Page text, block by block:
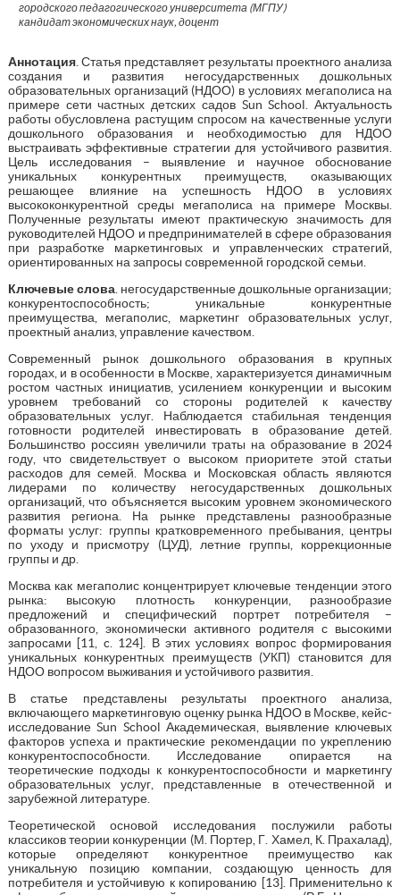
городского педагогического университета (МГПУ)
кандидат экономических наук, доцент
Аннотация. Статья представляет результаты проектного анализа
создания и развития негосударственных дошкольных
образовательных организаций (НДОО) в условиях мегаполиса на
примере сети частных детских садов Sun School. Актуальность
работы обусловлена растущим спросом на качественные услуги
дошкольного образования и необходимостью для НДОО
выстраивать эффективные стратегии для устойчивого развития.
Цель исследования – выявление и научное обоснование
уникальных конкурентных преимуществ, оказывающих
решающее влияние на успешность НДОО в условиях
высококонкурентной среды мегаполиса на примере Москвы.
Полученные результаты имеют практическую значимость для
руководителей НДОО и предпринимателей в сфере образования
при разработке маркетинговых и управленческих стратегий,
ориентированных на запросы современной городской семьи.
Ключевые слова. негосударственные дошкольные организации;
конкурентоспособность; уникальные конкурентные
преимущества, мегаполис, маркетинг образовательных услуг,
проектный анализ, управление качеством.
Современный рынок дошкольного образования в крупных
городах, и в особенности в Москве, характеризуется динамичным
ростом частных инициатив, усилением конкуренции и высоким
уровнем требований со стороны родителей к качеству
образовательных услуг. Наблюдается стабильная тенденция
готовности родителей инвестировать в образование детей.
Большинство россиян увеличили траты на образование в 2024
году, что свидетельствует о высоком приоритете этой статьи
расходов для семей. Москва и Московская область являются
лидерами по количеству негосударственных дошкольных
организаций, что объясняется высоким уровнем экономического
развития региона. На рынке представлены разнообразные
форматы услуг: группы кратковременного пребывания, центры
по уходу и присмотру (ЦУД), летние группы, коррекционные
группы и др.
Москва как мегаполис концентрирует ключевые тенденции этого
рынка: высокую плотность конкуренции, разнообразие
предложений и специфический портрет потребителя –
образованного, экономически активного родителя с высокими
запросами [11, c. 124]. В этих условиях вопрос формирования
уникальных конкурентных преимуществ (УКП) становится для
НДОО вопросом выживания и устойчивого развития.
В статье представлены результаты проектного анализа,
включающего маркетинговую оценку рынка НДОО в Москве, кейс-
исследование Sun School Академическая, выявление ключевых
факторов успеха и практические рекомендации по укреплению
конкурентоспособности. Исследование опирается на
теоретические подходы к конкурентоспособности и маркетингу
образовательных услуг, представленные в отечественной и
зарубежной литературе.
Теоретической основой исследования послужили работы
классиков теории конкуренции (М. Портер, Г. Хамел, К. Прахалад),
которые определяют конкурентное преимущество как
уникальную позицию компании, создающую ценность для
потребителя и устойчивую к копированию [13]. Применительно к